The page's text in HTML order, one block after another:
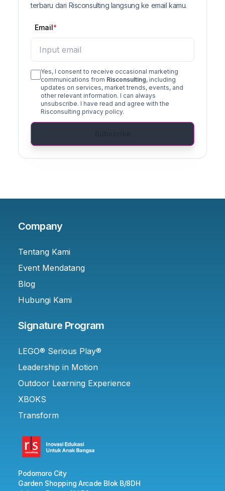
terbaru dari Risconsulting langsung ke email kamu.
Email
Yes, I consent to receive occasional marketing
communications from Risconsulting, including
updates on services, market trends, events, and
other relevant information. I can always
unsubscribe. I have read and agree with the
Risconsulting privacy policy.
Company
Tentang Kami
Event Mendatang
Blog
Hubungi Kami
Signature Program
LEGO® Serious Play®
Leadership in Motion
Outdoor Learning Experience
XBOKS
Transform
Podomoro City
Garden Shopping Arcade Blok B/8DH